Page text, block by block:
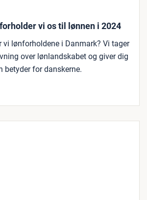
vi os til lønnen i 2024
vi lønforholdene i Danmark? Vi tager
over lønlandskabet og giver dig
betyder for danskerne.